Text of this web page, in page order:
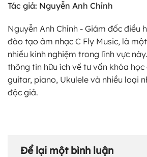
Tác giả: Nguyễn Anh Chỉnh
Nguyễn Anh Chỉnh - Giám đốc điều
đào tạo âm nhạc C Fly Music, là
nhiều kinh nghiệm trong lĩnh vực
thông tin hữu ích về tư vấn khóa
guitar, piano, Ukulele và nhiều loại
độc giả.
Để lại một bình luận